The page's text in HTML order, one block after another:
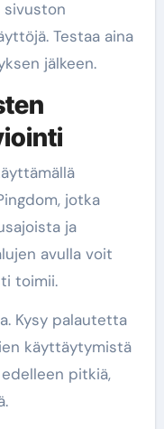
sivuston
Testaa aina
jälkeen.
jotka
ja
avulla voit
toimii.
Kysy palautetta
käyttäytymistä
pitkiä,